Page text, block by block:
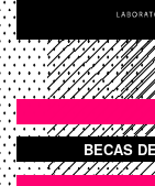
BOTÓN
BOTON
BECAS